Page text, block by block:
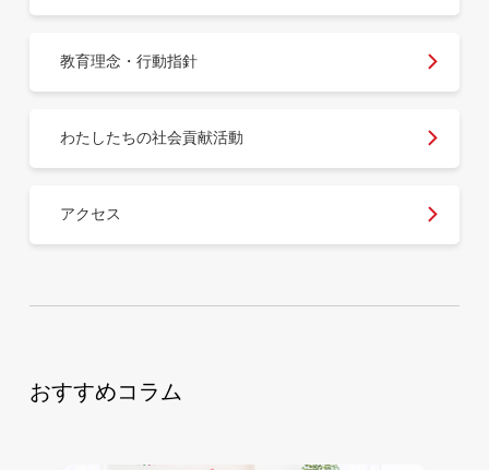
教育理念・行動指針
わたしたちの社会貢献活動
アクセス
おすすめコラム